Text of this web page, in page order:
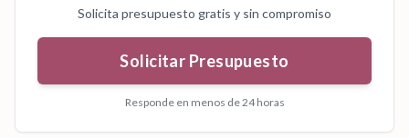
Solicita presupuesto gratis y sin compromiso
Solicitar Presupuesto
Responde en menos de 24 horas